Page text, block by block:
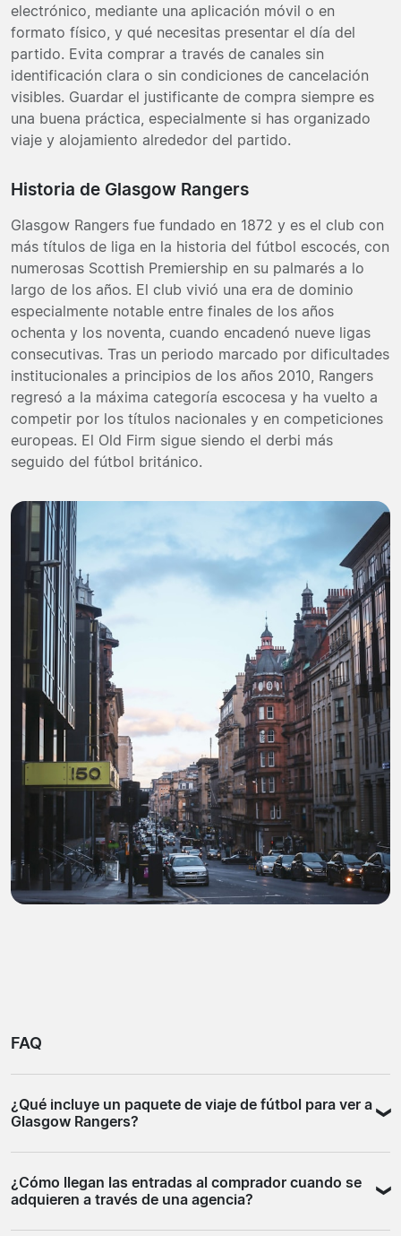
electrónico, mediante una aplicación móvil o en
formato físico, y qué necesitas presentar el día del
partido. Evita comprar a través de canales sin
identificación clara o sin condiciones de cancelación
visibles. Guardar el justificante de compra siempre es
una buena práctica, especialmente si has organizado
viaje y alojamiento alrededor del partido.
Historia de Glasgow Rangers
Glasgow Rangers fue fundado en 1872 y es el club con
más títulos de liga en la historia del fútbol escocés, con
numerosas Scottish Premiership en su palmarés a lo
largo de los años. El club vivió una era de dominio
especialmente notable entre finales de los años
ochenta y los noventa, cuando encadenó nueve ligas
consecutivas. Tras un periodo marcado por dificultades
institucionales a principios de los años 2010, Rangers
regresó a la máxima categoría escocesa y ha vuelto a
competir por los títulos nacionales y en competiciones
europeas. El Old Firm sigue siendo el derbi más
seguido del fútbol británico.
FAQ
¿Qué incluye un paquete de viaje de fútbol para ver a
Glasgow Rangers?
suelen combinar la entrada al partido con alojamiento
en Glasgow y, en muchos casos, traslado desde el
aeropuerto. Algunas agencias incluyen visitas guiadas u
¿Cómo llegan las entradas al comprador cuando se
adquieren a través de una agencia?